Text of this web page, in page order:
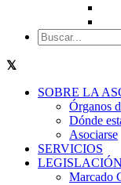
SOBRE LA
Órganos
Dónde
Asociarse
SERVICIOS
LEGISLACIÓN
Marcado